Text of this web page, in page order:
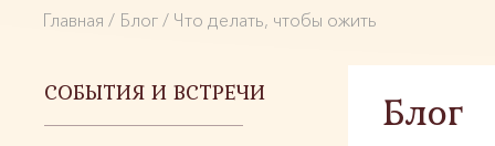
Главная / Блог / Что делать, чтобы ожить
СОБЫТИЯ И ВСТРЕЧИ Блог